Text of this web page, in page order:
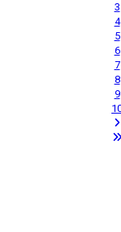
3
4
5
6
7
8
9